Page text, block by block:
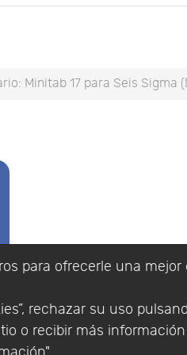
para ofrecerle una
rechazar su uso
o recibir más
Minitab 17 para Seis Sigma
|Política de Cookies
© Copyright 1994 - 2026.